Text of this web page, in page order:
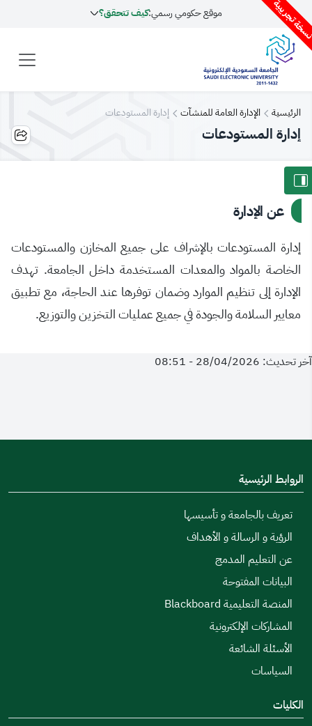
تجريبية موقع حكومي رسمي:كيف تتحقق؟
الرئيسية الإدارة العامة للمنشآت إدارة المستودعات
إدارة المستودعات
عن الإدارة
إدارة المستودعات بالإشراف على جميع المخازن والمستودعات
الخاصة بالمواد والمعدات المستخدمة داخل الجامعة. تهدف
الإدارة إلى تنظيم الموارد وضمان توفرها عند الحاجة، مع تطبيق
معايير السلامة والجودة في جميع عمليات التخزين والتوزيع.
آخر تحديث: 28/04/2026 - 08:51
الروابط الرئيسية
تعريف بالجامعة و تأسيسها
الرؤية و الرسالة و الأهداف
عن التعليم المدمج
البيانات المفتوحة
المنصة التعليمية Blackboard
المشاركات الإلكترونية
الأسئلة الشائعة
السياسات
الكليات